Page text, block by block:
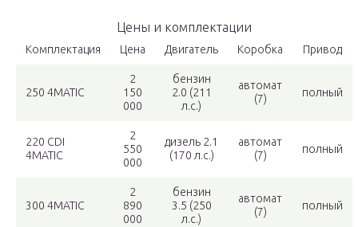
Цены и комплектации
Комплектация Цена Двигатель Коробка Привод
250 4MATIС
2
150
000
бензин
2.0 (211
л.с.)
автомат
(7)
полный
220 CDI
4MATIC
2
550
000
дизель 2.1
(170 л.с.)
автомат
(7)
полный
300 4MATIС
2
890
000
бензин
3.5 (250
л.с.)
автомат
(7)
полный